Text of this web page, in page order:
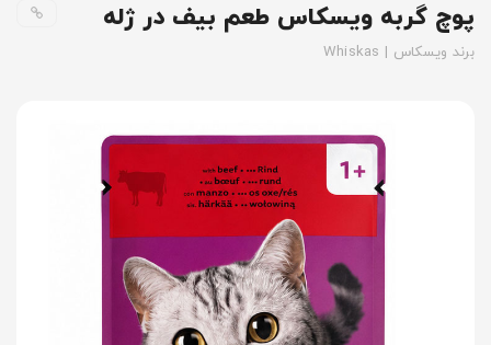
پوچ گربه ویسکاس طعم بیف در ژله
برند ویسکاس | Whiskas